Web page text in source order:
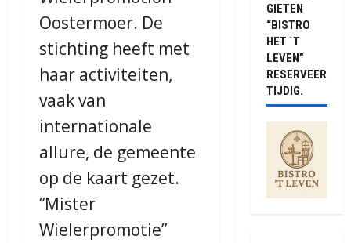
Oostermoer. De
stichting heeft met
haar activiteiten,
vaak van
internationale
allure, de gemeente
op de kaart gezet.
“Mister
Wielerpromotie”
GIETEN
“BISTRO
HET `T
LEVEN”
RESERVEER
TIJDIG.